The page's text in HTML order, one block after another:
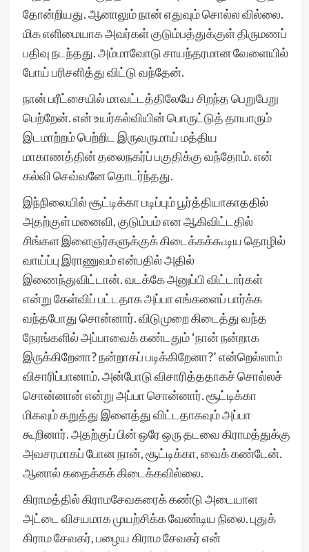
தோன்றியது. ஆனாலும் நான் எதுவும் சொல்ல வில்லை.
மிக எளிமையாக அவர்கள் குடும்பத்துக்குள் திருமணப்
பதிவு நடந்தது. அம்மாவோடு சாயந்தரமான வேளையில்
போய் பரிசளித்து விட்டு வந்தேன்.
நான் பரீட்சையில் மாவட்டத்திலேயே சிறந்த பெறுபேறு
பெற்றேன். என் உயர்கல்வியின் பொருட்டுத் தாயாரும்
இடமாற்றம் பெற்றிட இருவருமாய் மத்திய
மாகாணத்தின் தலைநகர்ப் பகுதிக்கு வந்தோம். என்
கல்வி செவ்வனே தொடர்ந்தது.
இந்நிலையில் சூட்டிக்கா படிப்பும் பூர்த்தியாகாததில்
அதற்குள் மனைவி, குடும்பம் என ஆகிவிட்டதில்
சிங்கள இளைஞர்களுக்குக் கிடைக்கக்கூடிய தொழில்
வாய்ப்பு இராணுவம் என்பதில் அதில்
இணைந்துவிட்டான். வடக்கே அனுப்பி விட்டார்கள்
என்று கேள்விப் பட்டதாக அப்பா எங்களைப் பார்க்க
வந்தபோது சொன்னார். விடுமுறை கிடைத்து வந்த
நேரங்களில் அப்பாவைக் கண்டதும் ‘நான் நன்றாக
இருக்கிறேனா? நன்றாகப் படிக்கிறேனா?’ என்றெல்லாம்
விசாரிப்பானாம். அன்போடு விசாரித்ததாகச் சொல்லச்
சொன்னான் என்று அப்பா சொன்னார். சூட்டிக்கா
மிகவும் கறுத்து இளைத்து விட்டதாகவும் அப்பா
கூறினார். அதற்குப் பின் ஒரே ஒரு தடவை கிராமத்துக்கு
அவசரமாகப் போன நான், சூட்டிக்கா, வைக் கண்டேன்.
ஆனால் கதைக்கக் கிடைக்கவில்லை.
கிராமத்தில் கிராமசேவகரைக் கண்டு அடையாள
அட்டை விசயமாக முயற்சிக்க வேண்டிய நிலை. புதுக்
கிராம சேவகர், பழைய கிராம சேவகர் என்